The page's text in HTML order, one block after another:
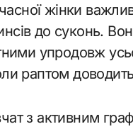
жінки
до суконь.
упродовж
раптом
з активним